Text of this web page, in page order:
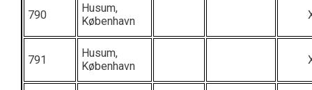
790
Husum,
København
791
Husum,
København